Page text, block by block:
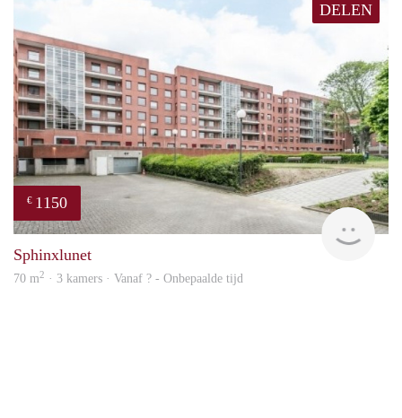
DELEN
€ 1150
Sphinxlunet
70 m2 · 3 kamers · Vanaf ? - Onbepaalde tijd